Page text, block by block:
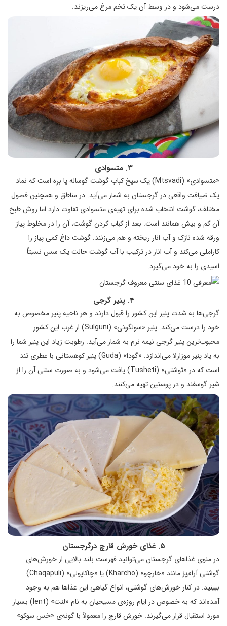
درست می‌شود و در وسط آن یک تخم مرغ می‌ریزند.
۳. متسوادی
«متسوادی» (Mtsvadi) یک سیخ کباب گوشت گوساله یا بره است که نماد
یک ضیافت واقعی در گرجستان به شمار می‌آید. در مناطق و همچنین فصول
مختلف، گوشت انتخاب شده برای تهیه‌ی متسوادی تفاوت دارد اما روش طبخ
آن کم و بیش همانند است. بعد از کباب کردن گوشت، آن را در مخلوط پیاز
ورقه شده‌ نازک و آب انار ریخته و هم می‌زنند. گوشت داغ کمی پیاز را
کاراملی می‌کند و آب انار در ترکیب با آب گوشت حالت یک سس نسبتاً
اسیدی را به خود می‌گیرد.
۴. پنیر گرجی
گرجی‌ها به شدت پنیر این کشور را قبول دارند و هر ناحیه پنیر مخصوص به
خود را درست می‌کند. پنیر «سولگونی» (Sulguni) از غرب این کشور
محبوب‌ترین پنیر گرجی نیمه نرم به شمار می‌آید. رطوبت زیاد این پنیر شما را
به یاد پنیر موزارلا می‌اندازد. «گودا» (Guda) پنیر کوهستانی با عطری تند
است که در «توشتی» (Tusheti) یافت می‌شود و به صورت سنتی آن را از
شیر گوسفند و در پوستین تهیه می‌کنند.
۵. غذای خورش قارچ درگرجستان
در منوی غذاهای گرجستان می‌توانید فهرست بلند بالایی از خورش‌های
گوشتی آرام‌پز مانند «خارچو» (Kharcho) یا «چاکاپولی» (Chaqapuli)
ببینید. در کنار خورش‌های گوشتی، انواع گیاهی این غذاها هم به وجود
آمده‌اند که به خصوص در ایام روزه‌ی مسیحیان به نام «لنت» (lent) بسیار
مورد استقبال قرار می‌گیرند. خورش قارچ را معمولاً با گونه‌ی «خس سوکو»